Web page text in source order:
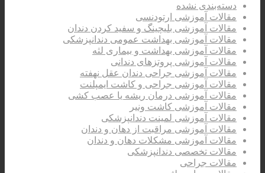
دسته‌بندی نشده
مقالات آموزشی ارتودنسی
مقالات آموزشی بلیچینگ و سفید کردن دندان
مقالات آموزشی بهداشت عمومی دندانپزشکی
مقالات آموزشی بهداشت و بیماری لثه
مقالات آموزشی پروتزهای دندانی
مقالات آموزشی جراحی دندان عقل نهفته
مقالات آموزشی جراحی و کاشت ایمپلنت
مقالات آموزشی درمان ریشه یا عصب کشی
مقالات آموزشی کاشت ونیر
مقالات آموزشی لمینت دندانپزشکی
مقالات آموزشی مراقبت از دهان و دندان
مقالات آموزشی مشکلات دهان و دندان
مقالات تخصصی دندانپزشکی
مقالات جراحی